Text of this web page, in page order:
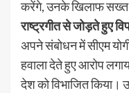
करेंगे, उनके खिलाफ सख्त
राष्ट्रगीत से जोड़ते हुए
अपने संबोधन में सीएम
हवाला देते हुए आरोप
देश को विभाजित किया।